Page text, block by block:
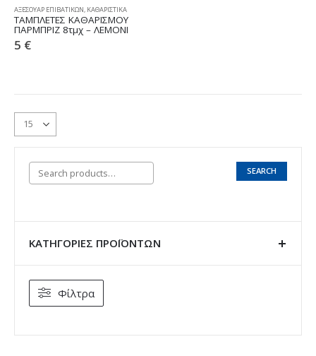
ΑΞΕΣΟΥΑΡ ΕΠΙΒΑΤΙΚΩΝ, ΚΑΘΑΡΙΣΤΙΚΑ
ΤΑΜΠΛΕΤΕΣ ΚΑΘΑΡΙΣΜΟΥ
ΠΑΡΜΠΡΙΖ 8τμχ – ΛΕΜΟΝΙ
5 €
SEARCH
ΚΑΤΗΓΟΡΊΕΣ ΠΡΟΪΌΝΤΩΝ
Φίλτρα